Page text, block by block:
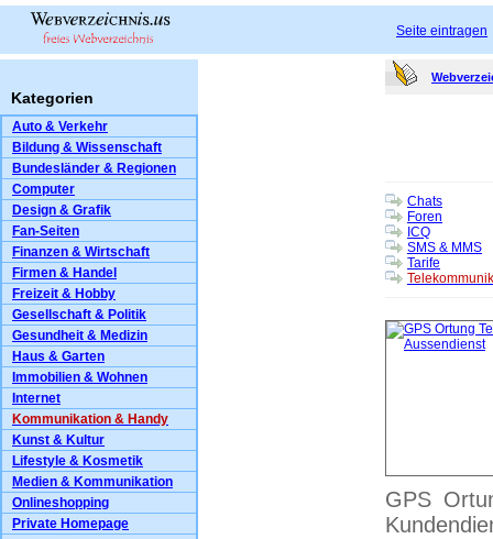
Seite eintragen
Kategorien
Auto & Verkehr
Bildung & Wissenschaft
Bundesländer & Regionen
Computer
Design & Grafik
Fan-Seiten
Finanzen & Wirtschaft
Firmen & Handel
Freizeit & Hobby
Gesellschaft & Politik
Gesundheit & Medizin
Haus & Garten
Immobilien & Wohnen
Internet
Kommunikation & Handy
Kunst & Kultur
Lifestyle & Kosmetik
Medien & Kommunikation
Onlineshopping
Private Homepage
Chats
Foren
ICQ
SMS & MMS
Tarife
GPS